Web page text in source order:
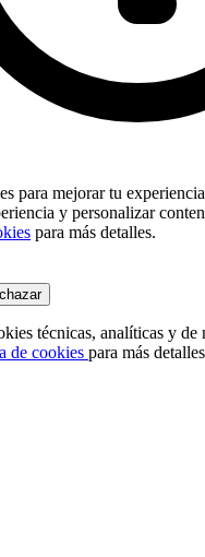
para mejorar tu
y personalizar
para más detalles.
técnicas, analíticas y de
de cookies para más